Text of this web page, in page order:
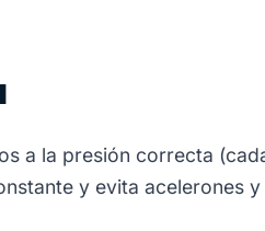
a la presión correcta
y evita acelerones